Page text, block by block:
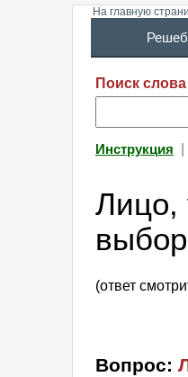
На главную
Поиск
Инструкция
Лицо,
(ответ
Вопрос: